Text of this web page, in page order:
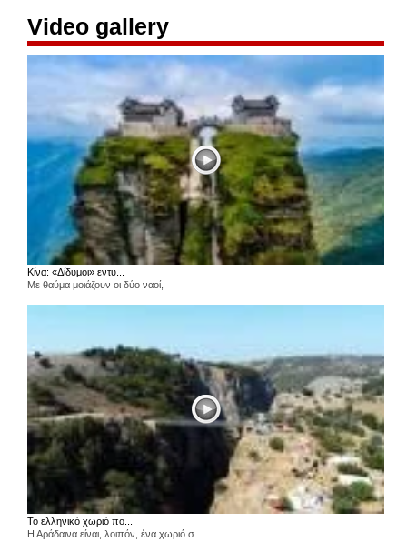
Video gallery
Κίνα: «Δίδυμοι» εντυ...
Με θαύμα μοιάζουν οι δύο ναοί,
Το ελληνικό χωριό πο...
Η Αράδαινα είναι, λοιπόν, ένα χωριό σ